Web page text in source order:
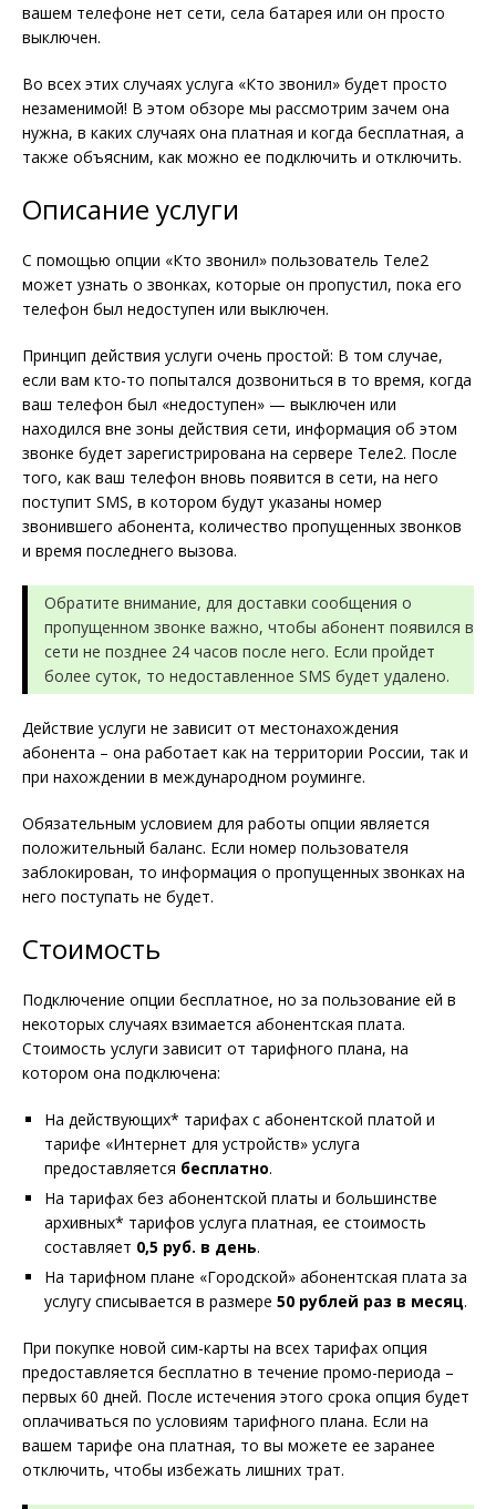
вашем телефоне нет сети, села батарея или он просто
выключен.
Во всех этих случаях услуга «Кто звонил» будет просто
незаменимой! В этом обзоре мы рассмотрим зачем она
нужна, в каких случаях она платная и когда бесплатная, а
также объясним, как можно ее подключить и отключить.
Описание услуги
С помощью опции «Кто звонил» пользователь Теле2
может узнать о звонках, которые он пропустил, пока его
телефон был недоступен или выключен.
Принцип действия услуги очень простой: В том случае,
если вам кто-то попытался дозвониться в то время, когда
ваш телефон был «недоступен» — выключен или
находился вне зоны действия сети, информация об этом
звонке будет зарегистрирована на сервере Теле2. После
того, как ваш телефон вновь появится в сети, на него
поступит SMS, в котором будут указаны номер
звонившего абонента, количество пропущенных звонков
и время последнего вызова.
Обратите внимание, для доставки сообщения о
пропущенном звонке важно, чтобы абонент появился в
сети не позднее 24 часов после него. Если пройдет
более суток, то недоставленное SMS будет удалено.
Действие услуги не зависит от местонахождения
абонента – она работает как на территории России, так и
при нахождении в международном роуминге.
Обязательным условием для работы опции является
положительный баланс. Если номер пользователя
заблокирован, то информация о пропущенных звонках на
него поступать не будет.
Стоимость
Подключение опции бесплатное, но за пользование ей в
некоторых случаях взимается абонентская плата.
Стоимость услуги зависит от тарифного плана, на
котором она подключена:
На действующих* тарифах с абонентской платой и
тарифе «Интернет для устройств» услуга
предоставляется бесплатно.
На тарифах без абонентской платы и большинстве
архивных* тарифов услуга платная, ее стоимость
составляет 0,5 руб. в день.
На тарифном плане «Городской» абонентская плата за
услугу списывается в размере 50 рублей раз в месяц.
При покупке новой сим-карты на всех тарифах опция
предоставляется бесплатно в течение промо-периода –
первых 60 дней. После истечения этого срока опция будет
оплачиваться по условиям тарифного плана. Если на
вашем тарифе она платная, то вы можете ее заранее
отключить, чтобы избежать лишних трат.